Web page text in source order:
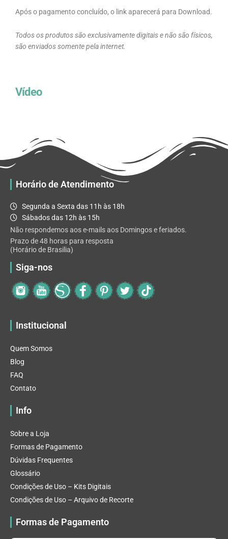
Após o pagamento concluído, o link aparecerá para Download.
Todos os produtos são exclusivamente digitais e não são físicos,
são enviados somente pela internet.
Vídeo
Horário de Atendimento
Segunda a Sexta das 11h às 18h
Sábados das 12h às 15h
Não respondemos aos e-mails aos Domingos e feriados.
Prazo de 48 horas para resposta
(Horário de Brasilia)
Siga-nos
Institucional
Quem Somos
Blog
FAQ
Contato
Info
Sobre a Loja
Formas de Pagamento
Dúvidas Frequentes
Glossário
Condições de Uso – Kits Digitais
Condições de Uso – Arquivo de Recorte
Formas de Pagamento